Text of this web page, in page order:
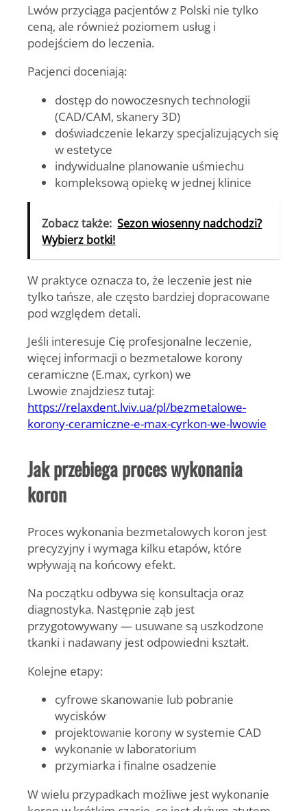
Lwów przyciąga pacjentów z Polski nie tylko
ceną, ale również poziomem usług i
podejściem do leczenia.
Pacjenci doceniają:
dostęp do nowoczesnych technologii
(CAD/CAM, skanery 3D)
doświadczenie lekarzy specjalizujących się
w estetyce
indywidualne planowanie uśmiechu
kompleksową opiekę w jednej klinice
Zobacz także: Sezon wiosenny nadchodzi?
Wybierz botki!
W praktyce oznacza to, że leczenie jest nie
tylko tańsze, ale często bardziej dopracowane
pod względem detali.
Jeśli interesuje Cię profesjonalne leczenie,
więcej informacji o bezmetalowe korony
ceramiczne (E.max, cyrkon) we
Lwowie znajdziesz tutaj:
https://relaxdent.lviv.ua/pl/bezmetalowe-
korony-ceramiczne-e-max-cyrkon-we-lwowie
Jak przebiega proces wykonania
koron
Proces wykonania bezmetalowych koron jest
precyzyjny i wymaga kilku etapów, które
wpływają na końcowy efekt.
Na początku odbywa się konsultacja oraz
diagnostyka. Następnie ząb jest
przygotowywany — usuwane są uszkodzone
tkanki i nadawany jest odpowiedni kształt.
Kolejne etapy:
cyfrowe skanowanie lub pobranie
wycisków
projektowanie korony w systemie CAD
wykonanie w laboratorium
przymiarka i finalne osadzenie
W wielu przypadkach możliwe jest wykonanie